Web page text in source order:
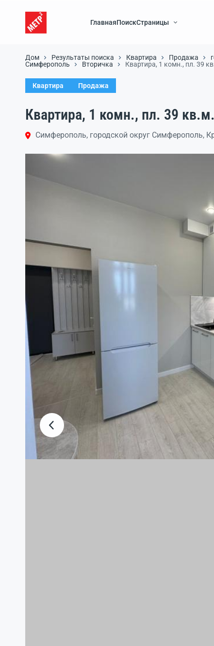
ГлавнаяПоискСтраницы
Дом Результаты поиска Квартира Продажа
Симферополь
Вторичка Квартира, 1 комн., пл. 39
Квартира Продажа
Квартира, 1 комн., пл. 39
Симферополь, городской округ Симферополь,